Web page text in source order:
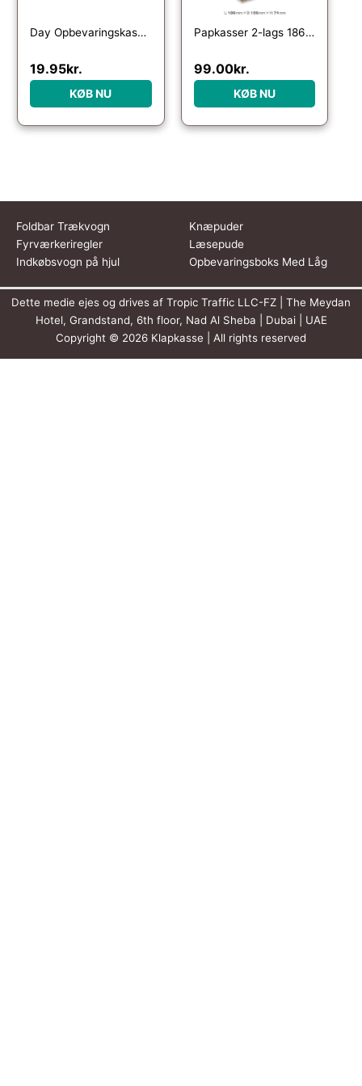
Day Opbevaringskasse Natural sand 2 stk.17×12.5×7 cm
19.95kr.
KØB NU
Papkasser 2-lags 186x186x74mm – 2 Liter – 3 mm | 25 stk
99.00kr.
KØB NU
Foldbar Trækvogn
Fyrværkeriregler
Indkøbsvogn på hjul
Knæpuder
Læsepude
Opbevaringsboks Med Låg
Dette medie ejes og drives af Tropic Traffic LLC-FZ | The Meydan
Hotel, Grandstand, 6th floor, Nad Al Sheba | Dubai | UAE
Copyright © 2026 Klapkasse | All rights reserved